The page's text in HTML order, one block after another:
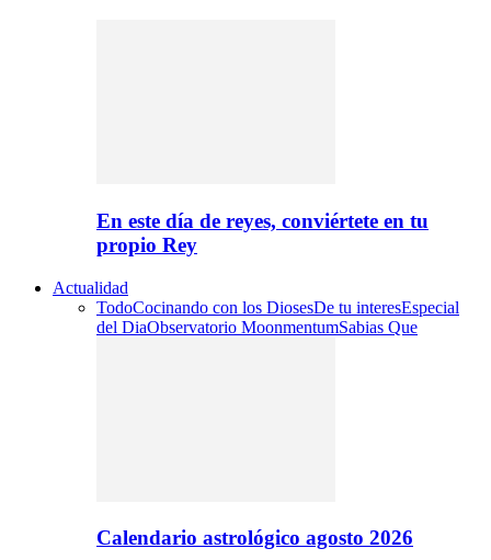
En este día de reyes, conviértete en tu
propio Rey
Actualidad
TodoCocinando con los DiosesDe tu interesEspecial
del DiaObservatorio MoonmentumSabias Que
Calendario astrológico agosto 2026